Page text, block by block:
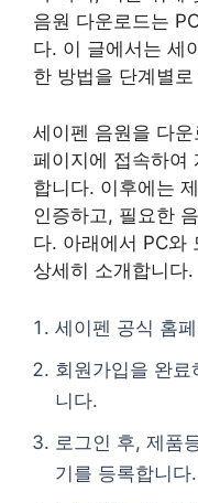
음원 다운로드는
다. 이 글에서는 세
한 방법을 단계별
세이펜 음원을 다
페이지에 접속하여
합니다. 이후에는
인증하고, 필요한
다. 아래에서 PC와
상세히 소개합니다.
세이펜 공식 홈
회원가입을 완
니다.
로그인 후, 제품
기를 등록합니다.